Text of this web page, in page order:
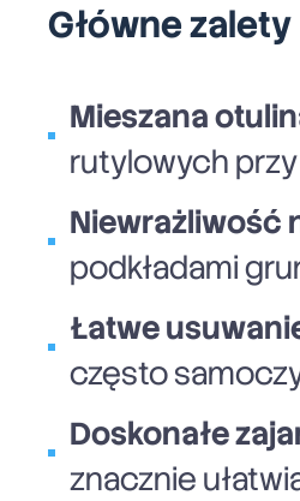
Główne zalety
Mieszana
rutylowych
Niewrażliwość
podkładami
Łatwe
często
Doskonałe
znacznie